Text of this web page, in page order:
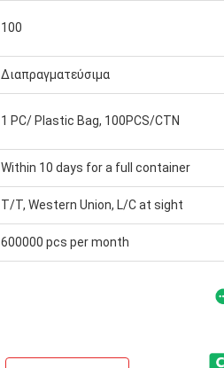
100
Διαπραγματεύσιμα
1 PC/ Plastic Bag, 100PCS/CTN
Within 10 days for a full container
T/T, Western Union, L/C at sight
600000 pcs per month